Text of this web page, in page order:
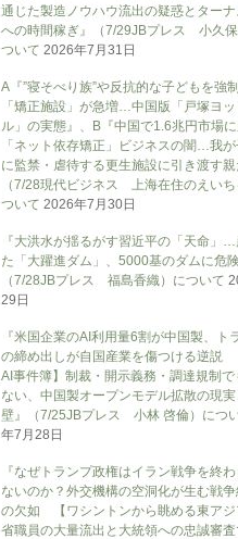
通じた製造ノウハウ流出の疑惑とター
への時間稼ぎ』（7/29JBプレス 小久
ついて 2026年7月31日
A『”寝そべり族”や反抗的な子どもを強
「矯正施設」が急増…中国版「戸塚ヨ
ル」の実態』、B『中国で1.6兆円市場
「ネット依存矯正」ビジネスの闇…我
に監禁・虐待する更生施設に引き渡す親
（7/28現代ビジネス 上海在住のえいち
ついて 2026年7月30日
『大洪水が揺るがす習近平の「天命」
た「大躍進ダム」、5000基のダムに危険
（7/28JBプレス 福島香織）について
29日
『米国企業のAI利用量6割が中国製、ト
の締め出しが自国産業を傷つける逆
AI事件簿】制裁・開示義務・調達規制で
ない、中国製オープンモデル拡散の現
壁』（7/25JBプレス 小林 啓倫）につ
年7月28日
『なぜトランプ政権はイラン戦争を終
ないのか？外交機構の空洞化が生む戦
の欠如 【ワシントンから眺める東アジ
省職員の大量流出と大統領への忠誠審査